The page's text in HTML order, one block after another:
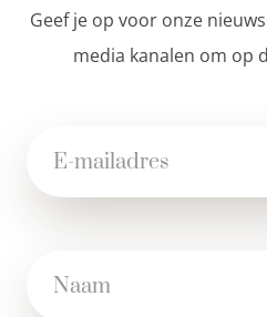
Geef je op voor onze
media kanalen om op